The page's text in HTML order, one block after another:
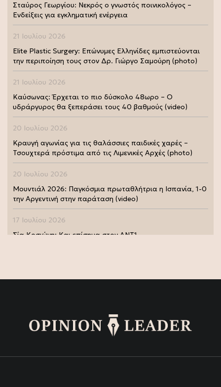
Σταύρος Γεωργίου: Νεκρός ο γνωστός ποινικολόγος –
Ενδείξεις για εγκληματική ενέργεια
21 Ιουλίου 2026
Elite Plastic Surgery: Επώνυμες Ελληνίδες εμπιστεύονται
την περιποίηση τους στον Δρ. Γιώργο Σαμούρη (photo)
21 Ιουλίου 2026
Καύσωνας: Έρχεται το πιο δύσκολο 48ωρο – Ο
υδράργυρος θα ξεπεράσει τους 40 βαθμούς (video)
20 Ιουλίου 2026
Κραυγή αγωνίας για τις θαλάσσιες παιδικές χαρές –
Τσουχτερά πρόστιμα από τις Λιμενικές Αρχές (photo)
20 Ιουλίου 2026
Μουντιάλ 2026: Παγκόσμια πρωταθλήτρια η Ισπανία, 1-0
την Αργεντινή στην παράταση (video)
17 Ιουλίου 2026
Σία Κοσιώνη: Και επίσημα στον ΑΝΤ1
της Μάρως Κοντού (photo)
Μάρω Κοντού: Πέθανε η σπουδαία ηθοποιός (video)